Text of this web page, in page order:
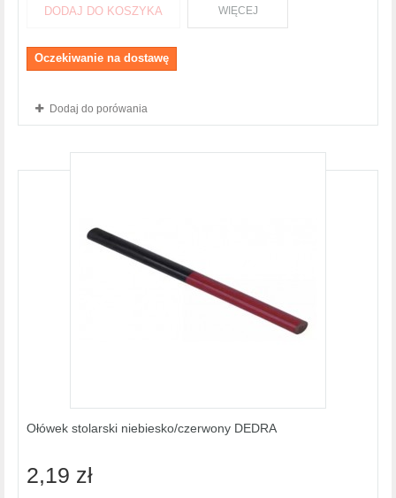
DODAJ DO KOSZYKA WIĘCEJ
Oczekiwanie na dostawę
Dodaj do porówania
Ołówek stolarski niebiesko/czerwony DEDRA
2,19 zł